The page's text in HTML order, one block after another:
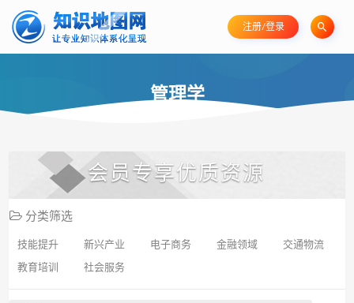
注册/登录
管理学
会员专享优质资源
分类筛选
技能提升 新兴产业 电子商务 金融领域 交通物流
教育培训 社会服务